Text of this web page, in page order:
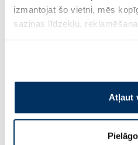
izmantojat šo vietni, mēs
saziņas līdzekļu,
pakalpojumus. Ja piekrītat
izmantošanai, lūdzu,
Atļaut
Vēl no šī zīmola